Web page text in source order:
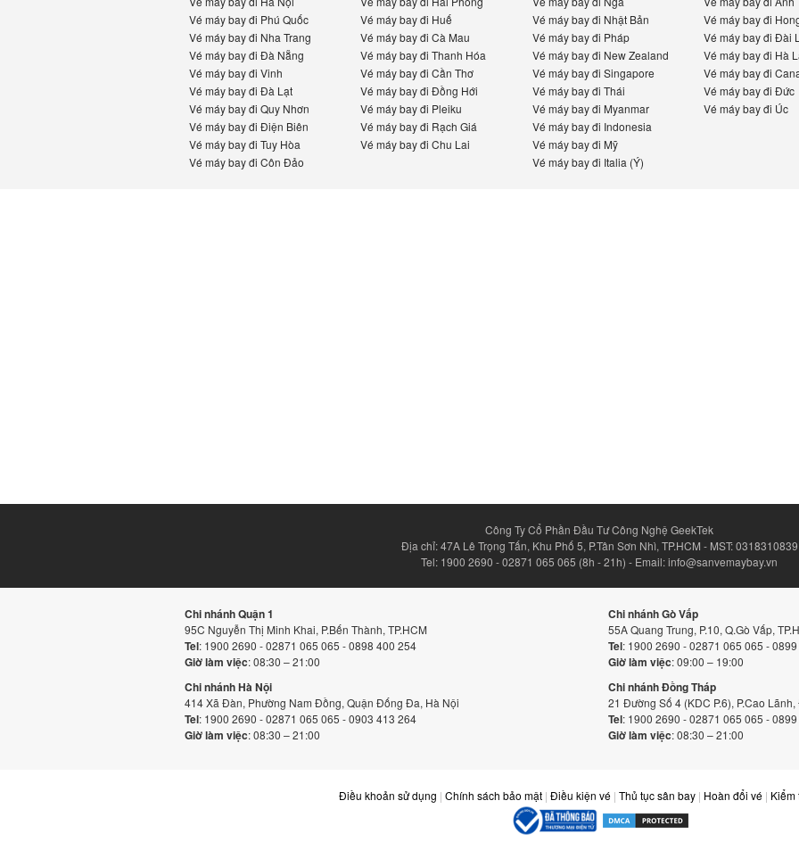
Vé máy bay đi Phú Quốc
Vé máy bay đi Nha Trang
Vé máy bay đi Đà Nẵng
Vé máy bay đi Vinh
Vé máy bay đi Đà Lạt
Vé máy bay đi Quy Nhơn
Vé máy bay đi Điện Biên
Vé máy bay đi Tuy Hòa
Vé máy bay đi Côn Đảo
Vé máy bay đi Huế
Vé máy bay đi Cà Mau
Vé máy bay đi Thanh Hóa
Vé máy bay đi Cần Thơ
Vé máy bay đi Đồng Hới
Vé máy bay đi Pleiku
Vé máy bay đi Rạch Giá
Vé máy bay đi Chu Lai
Vé máy bay đi Nhật Bản
Vé máy bay đi Pháp
Vé máy bay đi New Zealand
Vé máy bay đi Singapore
Vé máy bay đi Thái
Vé máy bay đi Myanmar
Vé máy bay đi Indonesia
Vé máy bay đi Mỹ
Vé máy bay đi Italia (Ý)
Vé máy bay đi
Vé máy bay đi Đài
Vé máy bay đi Hà
Vé máy bay đi
Vé máy bay đi Đức
Vé máy bay đi Úc
Công Ty Cổ Phần Đầu Tư Công Nghệ GeekTek
Địa chỉ: 47A Lê Trọng Tấn, Khu Phố 5, P.Tân Sơn Nhì, TP.HCM - MST: 0318310839
Tel: 1900 2690 - 02871 065 065 (8h - 21h) - Email: info@sanvemaybay.vn
Chi nhánh Quận 1
95C Nguyễn Thị Minh Khai, P.Bến Thành, TP.HCM
Tel: 1900 2690 - 02871 065 065 - 0898 400 254
Giờ làm việc: 08:30 – 21:00
Chi nhánh Gò Vấp
55A Quang Trung, P.10, Q.Gò Vấp,
Tel: 1900 2690 - 02871 065 065 -
Giờ làm việc: 09:00 – 19:00
Chi nhánh Hà Nội
414 Xã Đàn, Phường Nam Đồng, Quận Đống Đa, Hà Nội
Tel: 1900 2690 - 02871 065 065 - 0903 413 264
Giờ làm việc: 08:30 – 21:00
Chi nhánh Đồng Tháp
21 Đường Số 4 (KDC P.6), P.Cao
Tel: 1900 2690 - 02871 065 065 -
Giờ làm việc: 08:30 – 21:00
Điều khoản sử dụng | Chính sách bảo mật | Điều kiện vé | Thủ tục sân bay | Hoàn đổi vé | Kiểm